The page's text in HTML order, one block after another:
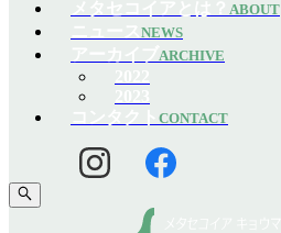
ABOUT
NEWS
ARCHIVE
CONTACT